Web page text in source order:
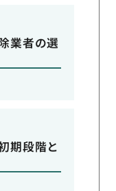
業者の選
期段階と